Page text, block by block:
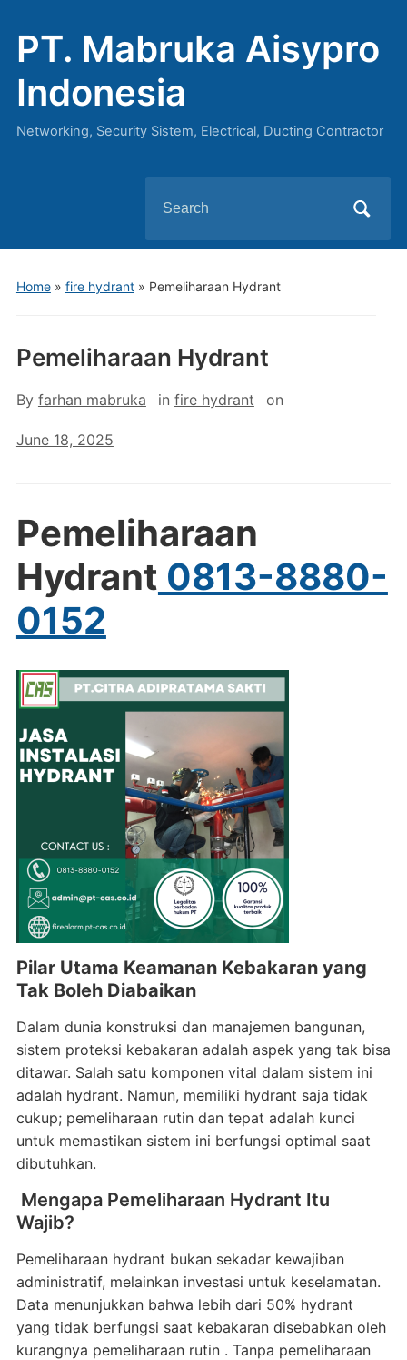
PT. Mabruka Aisypro
Indonesia
Networking, Security Sistem, Electrical, Ducting Contractor
for:
Home» fire hydrant» Pemeliharaan Hydrant
Pemeliharaan Hydrant
By farhan mabruka in fire hydrant on
June 18, 2025
Pemeliharaan
Hydrant 0813-8880-
0152
Pilar Utama Keamanan Kebakaran yang
Tak Boleh Diabaikan
Dalam dunia konstruksi dan manajemen bangunan,
sistem proteksi kebakaran adalah aspek yang tak bisa
ditawar. Salah satu komponen vital dalam sistem ini
adalah hydrant. Namun, memiliki hydrant saja tidak
cukup; pemeliharaan rutin dan tepat adalah kunci
untuk memastikan sistem ini berfungsi optimal saat
dibutuhkan.
Mengapa Pemeliharaan Hydrant Itu
Wajib?
Pemeliharaan hydrant bukan sekadar kewajiban
administratif, melainkan investasi untuk keselamatan.
Data menunjukkan bahwa lebih dari 50% hydrant
yang tidak berfungsi saat kebakaran disebabkan oleh
kurangnya pemeliharaan rutin. Tanpa pemeliharaan